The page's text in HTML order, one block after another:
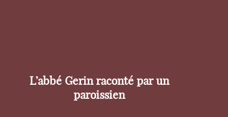
L’abbé Gerin raconté par un
paroissien